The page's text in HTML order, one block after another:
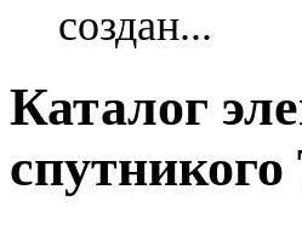
создан...
Каталог